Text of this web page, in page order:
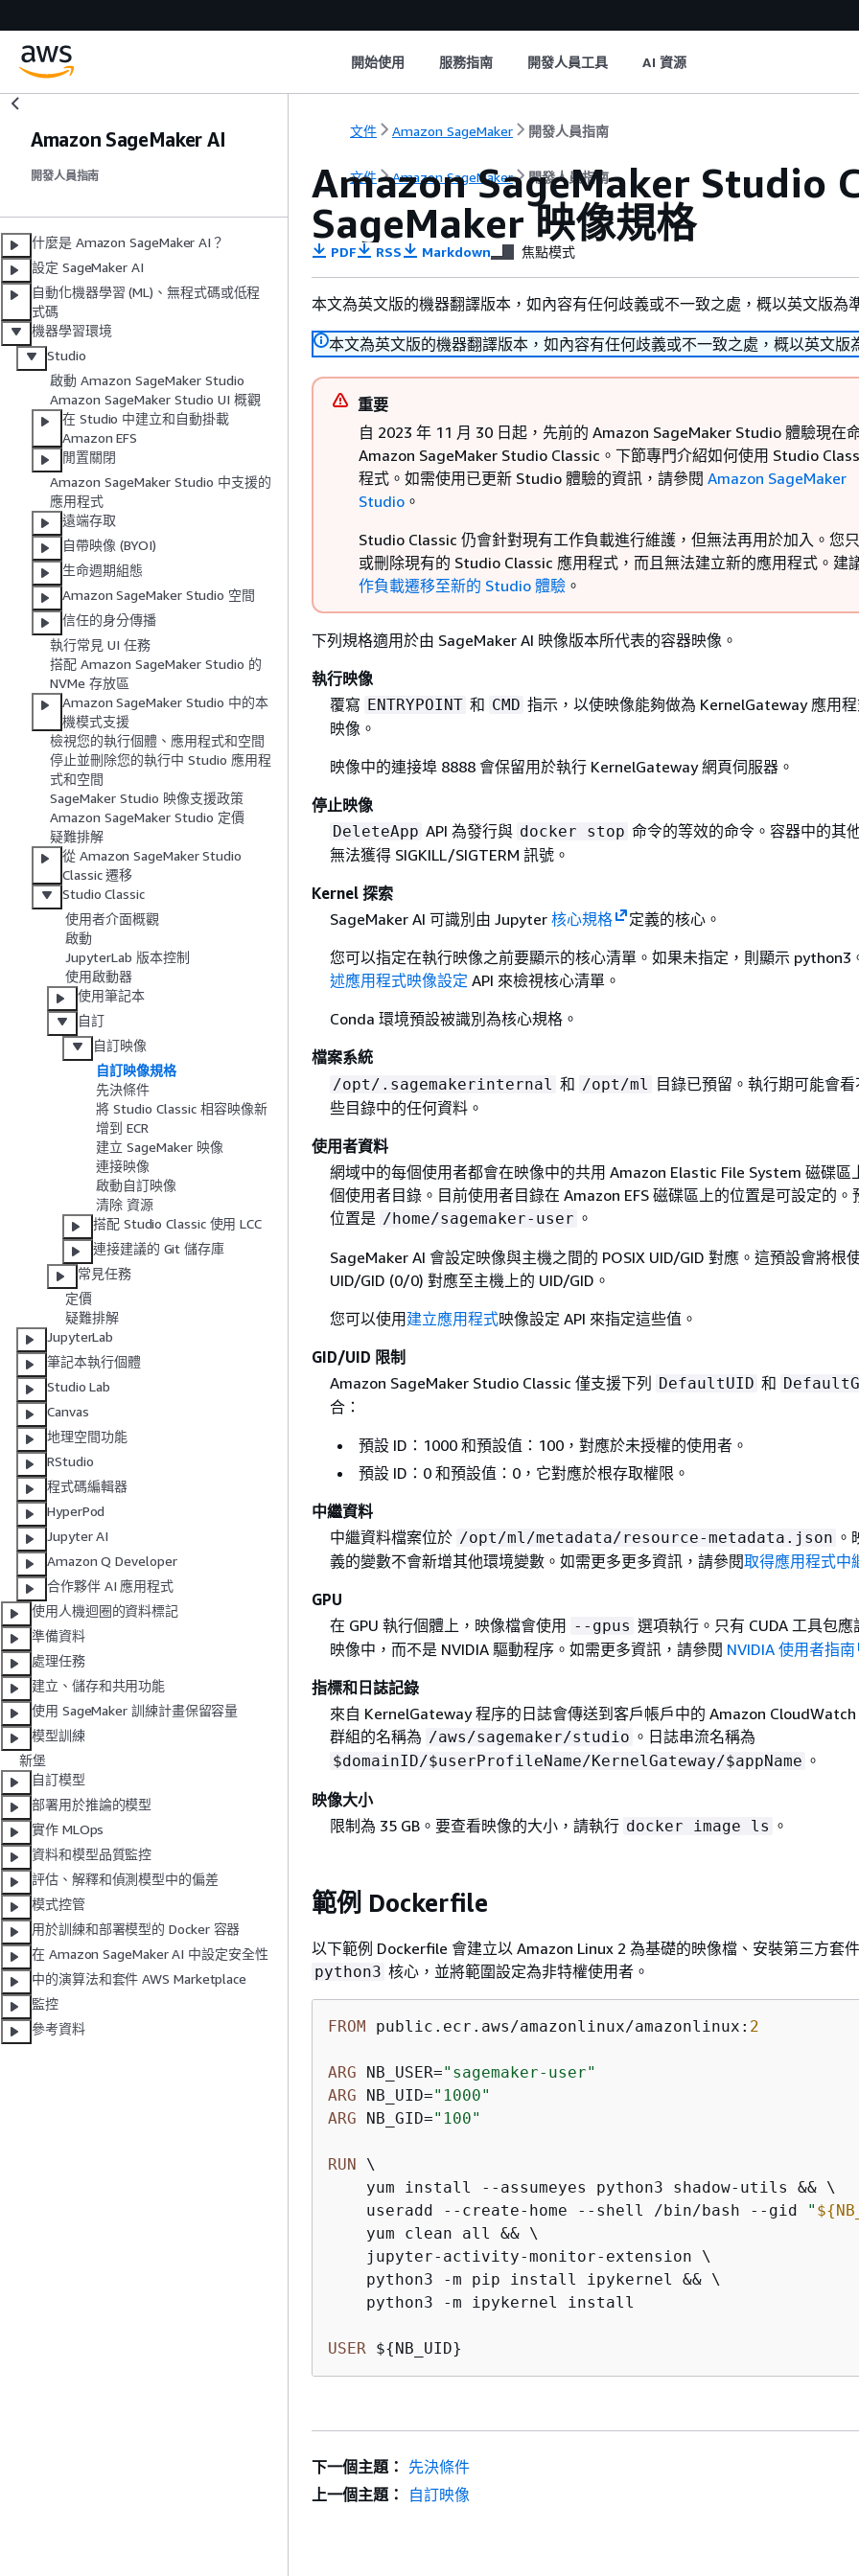
開始使用 服務指南 開發人員工具 AI 資源
Amazon SageMaker AI
開發人員指南
什麼是 Amazon SageMaker AI？
設定 SageMaker AI
自動化機器學習 (ML)、無程式碼或低程
式碼
機器學習環境
Studio
啟動 Amazon SageMaker Studio
Amazon SageMaker Studio UI 概觀
在 Studio 中建立和自動掛載
Amazon EFS
閒置關閉
Amazon SageMaker Studio 中支援的
應用程式
遠端存取
自帶映像 (BYOI)
生命週期組態
Amazon SageMaker Studio 空間
信任的身分傳播
執行常見 UI 任務
搭配 Amazon SageMaker Studio 的
NVMe 存放區
Amazon SageMaker Studio 中的本
機模式支援
檢視您的執行個體、應用程式和空間
停止並刪除您的執行中 Studio 應用程
式和空間
SageMaker Studio 映像支援政策
Amazon SageMaker Studio 定價
疑難排解
從 Amazon SageMaker Studio
Classic 遷移
Studio Classic
使用者介面概觀
啟動
JupyterLab 版本控制
使用啟動器
使用筆記本
自訂
自訂映像
自訂映像規格
先決條件
將 Studio Classic 相容映像新
增到 ECR
建立 SageMaker 映像
連接映像
啟動自訂映像
清除 資源
搭配 Studio Classic 使用 LCC
連接建議的 Git 儲存庫
常見任務
定價
疑難排解
JupyterLab
筆記本執行個體
Studio Lab
Canvas
地理空間功能
RStudio
程式碼編輯器
HyperPod
Jupyter AI
Amazon Q Developer
合作夥伴 AI 應用程式
使用人機迴圈的資料標記
準備資料
處理任務
建立、儲存和共用功能
使用 SageMaker 訓練計畫保留容量
模型訓練
新堡
自訂模型
部署用於推論的模型
實作 MLOps
資料和模型品質監控
評估、解釋和偵測模型中的偏差
模式控管
用於訓練和部署模型的 Docker 容器
在 Amazon SageMaker AI 中設定安全性
中的演算法和套件 AWS Marketplace
監控
參考資料
文件 Amazon SageMaker 開發人員指南
文件 Amazon SageMaker 開發人員指南
Amazon SageMaker Studio
SageMaker 映像規格
PDF RSS Markdown 焦點模式
本文為英文版的機器翻譯版本，如內容有任何歧義或不一致之處，概以英文版為
本文為英文版的機器翻譯版本，如內容有任何歧義或不一致之處，概以英文版
重要
自 2023 年 11 月 30 日起，先前的 Amazon SageMaker Studio 體驗現在
Amazon SageMaker Studio Classic。下節專門介紹如何使用 Studio
程式。如需使用已更新 Studio 體驗的資訊，請參閱 Amazon SageMaker
Studio 。
Studio Classic 仍會針對現有工作負載進行維護，但無法再用於加入。您
或刪除現有的 Studio Classic 應用程式，而且無法建立新的應用程式。建
作負載遷移至新的 Studio 體驗 。
下列規格適用於由 SageMaker AI 映像版本所代表的容器映像。
執行映像
覆寫 ENTRYPOINT 和 CMD 指示，以使映像能夠做為 KernelGateway 應用
映像。
映像中的連接埠 8888 會保留用於執行 KernelGateway 網頁伺服器。
停止映像
DeleteApp API 為發行與 docker stop 命令的等效的命令。容器中的其
無法獲得 SIGKILL/SIGTERM 訊號。
Kernel 探索
SageMaker AI 可識別由 Jupyter 核心規格
定義的核心。
您可以指定在執行映像之前要顯示的核心清單。如果未指定，則顯示 python3
述應用程式映像設定 API 來檢視核心清單。
Conda 環境預設被識別為核心規格。
檔案系統
/opt/.sagemakerinternal 和 /opt/ml
目錄已預留。執行期可能會
些目錄中的任何資料。
使用者資料
網域中的每個使用者都會在映像中的共用 Amazon Elastic File System 磁碟區
個使用者目錄。目前使用者目錄在 Amazon EFS 磁碟區上的位置是可設定的。
位置是 /home/sagemaker-user 。
SageMaker AI 會設定映像與主機之間的 POSIX UID/GID 對應。這預設會將根
UID/GID (0/0) 對應至主機上的 UID/GID。
您可以使用建立應用程式映像設定 API 來指定這些值。
GID/UID 限制
Amazon SageMaker Studio Classic 僅支援下列 DefaultUID 和
合：
預設 ID：1000 和預設值：100，對應於未授權的使用者。
預設 ID：0 和預設值：0，它對應於根存取權限。
中繼資料
中繼資料檔案位於 /opt/ml/metadata/resource-metadata.json 。
義的變數不會新增其他環境變數。如需更多更多資訊，請參閱取得應用程式中
GPU
在 GPU 執行個體上，映像檔會使用
--gpus 選項執行。只有 CUDA 工具包應
映像中，而不是 NVIDIA 驅動程序。如需更多資訊，請參閱 NVIDIA 使用者指南
指標和日誌記錄
來自 KernelGateway 程序的日誌會傳送到客戶帳戶中的 Amazon
群組的名稱為 /aws/sagemaker/studio 。日誌串流名稱為
$domainID/$userProfileName/KernelGateway/$appName 。
映像大小
限制為 35 GB。要查看映像的大小，請執行 docker image ls 。
範例 Dockerfile
以下範例 Dockerfile 會建立以 Amazon Linux 2 為基礎的映像檔、安裝第三方套
python3 核心，並將範圍設定為非特權使用者。
FROM public.ecr.aws/amazonlinux/amazonlinux: 2
ARG NB_USER="sagemaker-user"
ARG NB_UID="1000"
ARG NB_GID="100"
RUN \
    yum install --assumeyes python3 shadow-utils && \
    useradd --create-home --shell /bin/bash --gid
" ${
    yum clean all && \
    jupyter-activity-monitor-extension \
    python3 -m pip install ipykernel && \
    python3 -m ipykernel install
USER ${NB_UID}
下一個主題： 先決條件
上一個主題：
自訂映像